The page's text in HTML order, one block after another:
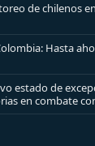
de chilenos
estado de
en combate